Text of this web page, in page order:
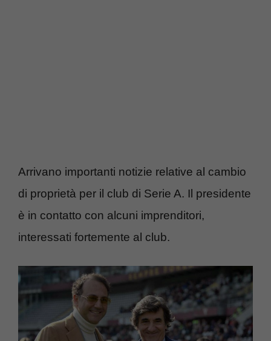
Arrivano importanti notizie relative al cambio
di proprietà per il club di Serie A. Il presidente
è in contatto con alcuni imprenditori,
interessati fortemente al club.